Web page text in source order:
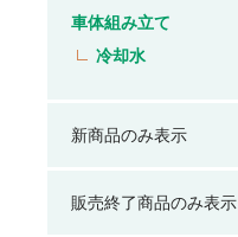
車体組み立て
冷却水
新商品のみ表示
販売終了商品のみ表示